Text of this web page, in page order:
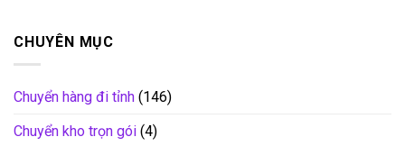
CHUYÊN MỤC
Chuyển hàng đi tỉnh (146)
Chuyển kho trọn gói (4)